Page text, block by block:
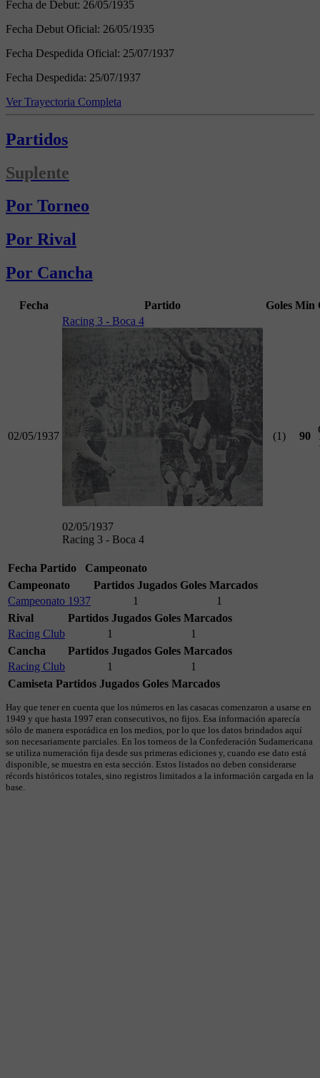
Fecha de Debut: 26/05/1935
Fecha Debut Oficial: 26/05/1935
Fecha Despedida Oficial: 25/07/1937
Fecha Despedida: 25/07/1937
Ver Trayectoria Completa
Partidos
Suplente
Por Torneo
Por Rival
Por Cancha
Fecha Partido Goles Min
02/05/1937
Racing 3 - Boca 4
02/05/1937
Racing 3 - Boca 4
(1) 90
Fecha Partido
Campeonato
Campeonato
Partidos Jugados Goles Marcados
Campeonato 1937
1
1
Rival
Partidos Jugados Goles Marcados
Racing Club
1
1
Cancha
Partidos Jugados Goles Marcados
Racing Club
1
1
Camiseta Partidos Jugados Goles Marcados
Hay que tener en cuenta que los números en las casacas comenzaron a usarse en
1949 y que hasta 1997 eran consecutivos, no fijos. Esa información aparecía
sólo de manera esporádica en los medios, por lo que los datos brindados aquí
son necesariamente parciales. En los torneos de la Confederación Sudamericana
se utiliza numeración fija desde sus primeras ediciones y, cuando ese dato está
disponible, se muestra en esta sección. Estos listados no deben considerarse
récords históricos totales, sino registros limitados a la información cargada en la
base.